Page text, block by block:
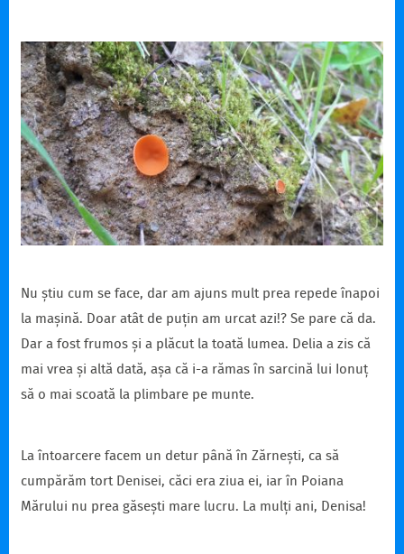
Nu știu cum se face, dar am ajuns mult prea repede înapoi
la mașină. Doar atât de puțin am urcat azi!? Se pare că da.
Dar a fost frumos și a plăcut la toată lumea. Delia a zis că
mai vrea și altă dată, așa că i-a rămas în sarcină lui Ionuț
să o mai scoată la plimbare pe munte.
La întoarcere facem un detur până în Zărnești, ca să
cumpărăm tort Denisei, căci era ziua ei, iar în Poiana
Mărului nu prea găsești mare lucru. La mulți ani, Denisa!